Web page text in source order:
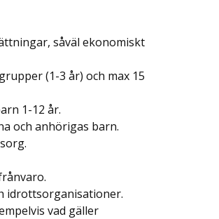
såväl ekonomiskt
(1-3 år) och max 15
1-12 år.
och anhörigas barn.
idrottsorganisationer.
vad gäller